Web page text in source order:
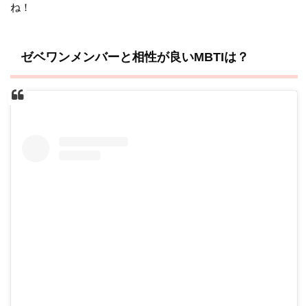
ね！
ゼベワンメンバーと相性が良いMBTIは？